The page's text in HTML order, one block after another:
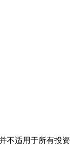
不适用于所有投资